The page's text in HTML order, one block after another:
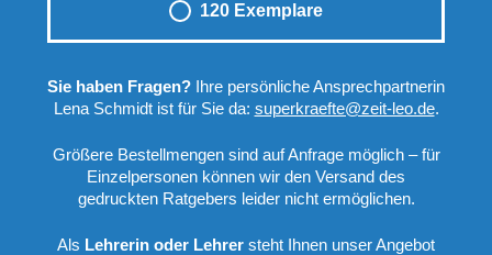
120 Exemplare
Sie haben Fragen? Ihre persönliche Ansprechpartnerin
Lena Schmidt ist für Sie da: superkraefte@zeit-leo.de.
Größere Bestellmengen sind auf Anfrage möglich – für
Einzelpersonen können wir den Versand des
gedruckten Ratgebers leider nicht ermöglichen.
Als Lehrerin oder Lehrer steht Ihnen unser Angebot